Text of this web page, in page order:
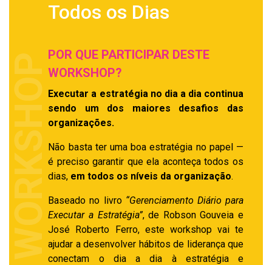
WORKSHOP
Todos os Dias
POR QUE PARTICIPAR DESTE
WORKSHOP?
Executar a estratégia no dia a dia continua
sendo um dos maiores desafios das
organizações.
Não basta ter uma boa estratégia no papel —
é preciso garantir que ela aconteça todos os
dias, em todos os níveis da organização.
Baseado no livro “Gerenciamento Diário para
Executar a Estratégia”, de Robson Gouveia e
José Roberto Ferro, este workshop vai te
ajudar a desenvolver hábitos de liderança que
conectam o dia a dia à estratégia e